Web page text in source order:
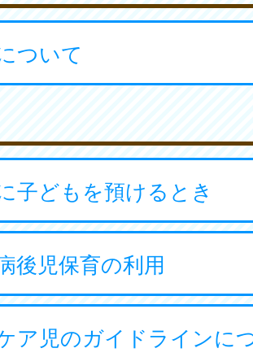
ついて
子どもを預けるとき
後児保育の利用
ア児のガイドラインに